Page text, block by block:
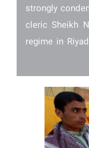
strongly
cleric Sheikh
regime in